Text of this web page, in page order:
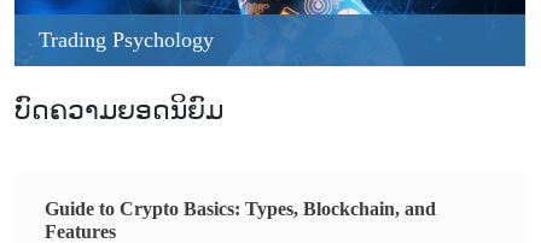
Trading Psychology
ບົດຄວາມຍອດນິຍົມ
Guide to Crypto Basics: Types, Blockchain, and
Features